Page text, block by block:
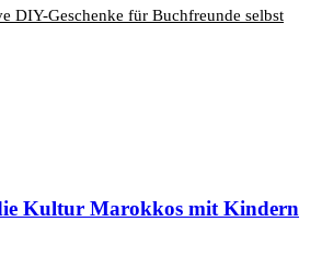
DIY-Geschenke für Buchfreunde selbst
Kultur Marokkos mit Kindern